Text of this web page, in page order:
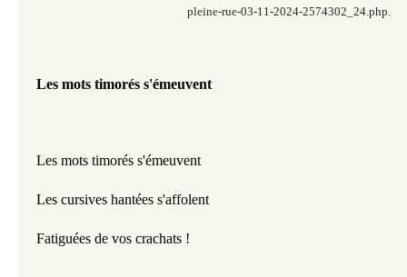
pleine-rue-03-11-2024-2574302_24.php.
Les mots timorés s'émeuvent
Les mots timorés s'émeuvent
Les cursives hantées s'affolent
Fatiguées de vos crachats !